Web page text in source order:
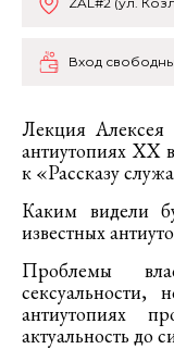
Вход
Лекция Алексея
антиутопиях ХХ
к «Рассказу
Каким видели
известных
Проблемы
антиутопиях
актуальность до